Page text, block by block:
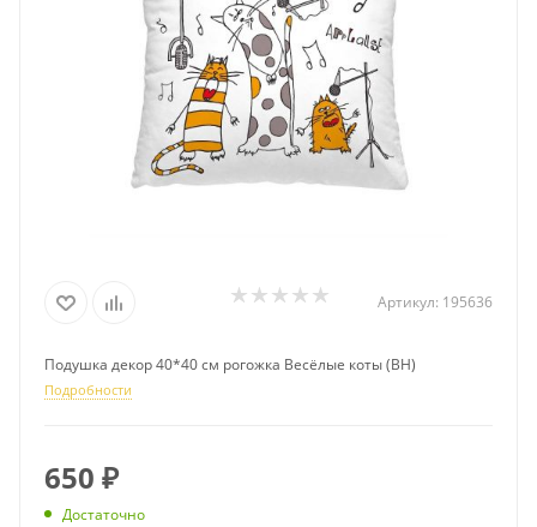
Артикул: 195636
Подушка декор 40*40 см рогожка Весёлые коты (ВН)
Подробности
650 ₽
Достаточно